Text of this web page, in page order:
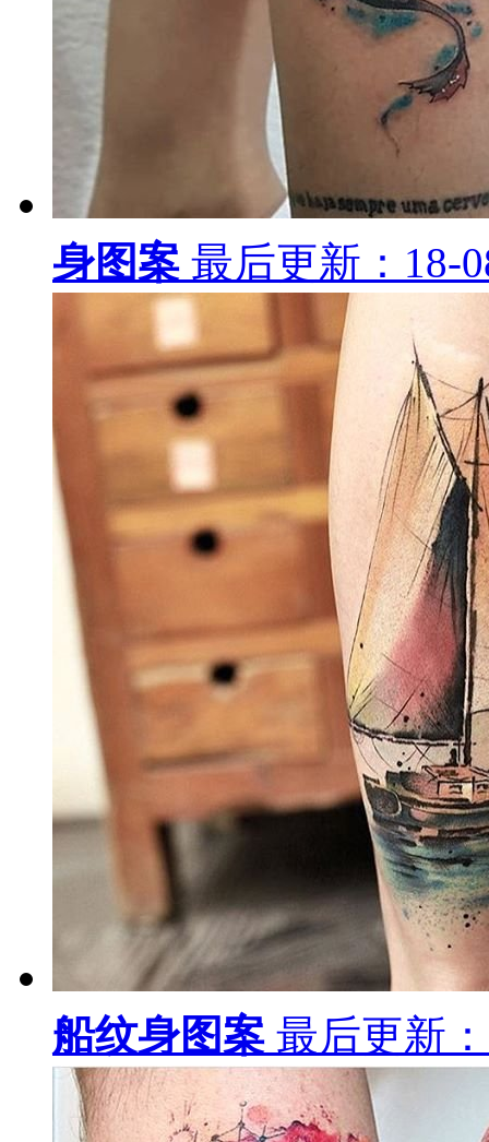
身图案 最后更新：18-
船纹身图案 最后更新